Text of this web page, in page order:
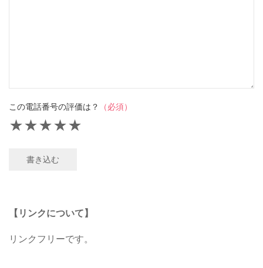
この電話番号の評価は？ （必須）
★
★
★
★
★
書き込む
【リンクについて】
リンクフリーです。